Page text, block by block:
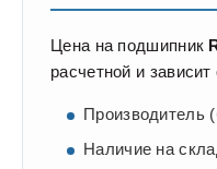
Цена на подшипник
расчетной и
Производитель
Наличие на